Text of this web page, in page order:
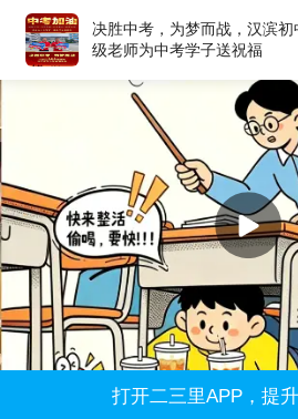
决胜中考，为梦而战，汉滨初
级老师为中考学子送祝福
打开二三里APP，提